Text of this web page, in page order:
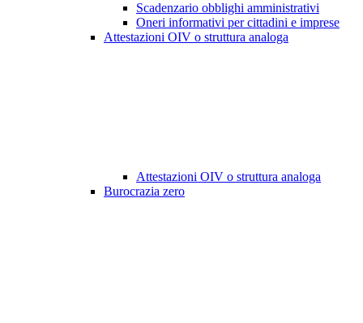
Scadenzario obblighi amministrativi
Oneri informativi per cittadini e imprese
Attestazioni OIV o struttura analoga
Attestazioni OIV o struttura analoga
Burocrazia zero